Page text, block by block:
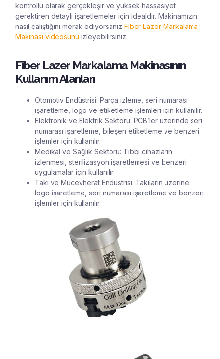
kontrollü olarak gerçekleşir ve yüksek hassasiyet
gerektiren detaylı işaretlemeler için idealdir. Makinamızın
nasıl çalıştığını merak ediyorsanız Fiber Lazer Markalama
Makinası videosunu izleyebilirsiniz.
Fiber Lazer Markalama Makinasının
Kullanım Alanları
Otomotiv Endüstrisi: Parça izleme, seri numarası
işaretleme, logo ve etiketleme işlemleri için kullanılır.
Elektronik ve Elektrik Sektörü: PCB’ler üzerinde seri
numarası işaretleme, bileşen etiketleme ve benzeri
işlemler için kullanılır.
Medikal ve Sağlık Sektörü: Tıbbi cihazların
izlenmesi, sterilizasyon işaretlemesi ve benzeri
uygulamalar için kullanılır.
Takı ve Mücevherat Endüstrisi: Takıların üzerine
logo işaretleme, seri numarası işaretleme ve benzeri
işlemler için kullanılır.